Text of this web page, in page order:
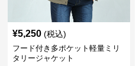
¥5,250 (税込)
フード付き多ポケット軽量ミリ
タリージャケット